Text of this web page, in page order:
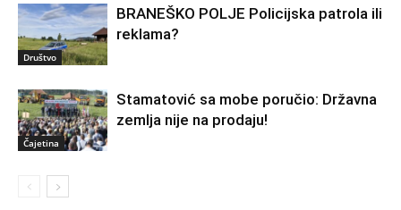
Društvo
BRANEŠKO POLJE Policijska patrola ili
reklama?
Čajetina
Stamatović sa mobe poručio: Državna
zemlja nije na prodaju!